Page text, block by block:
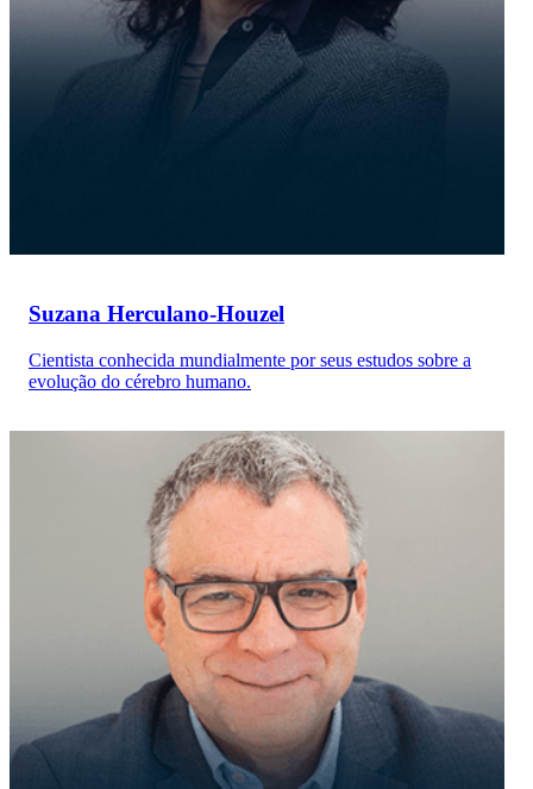
Suzana Herculano-Houzel
Cientista conhecida mundialmente por seus estudos sobre a
evolução do cérebro humano.